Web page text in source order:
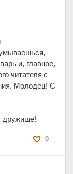
0
и, главное,
читателя с
Молодец! С
дружище!